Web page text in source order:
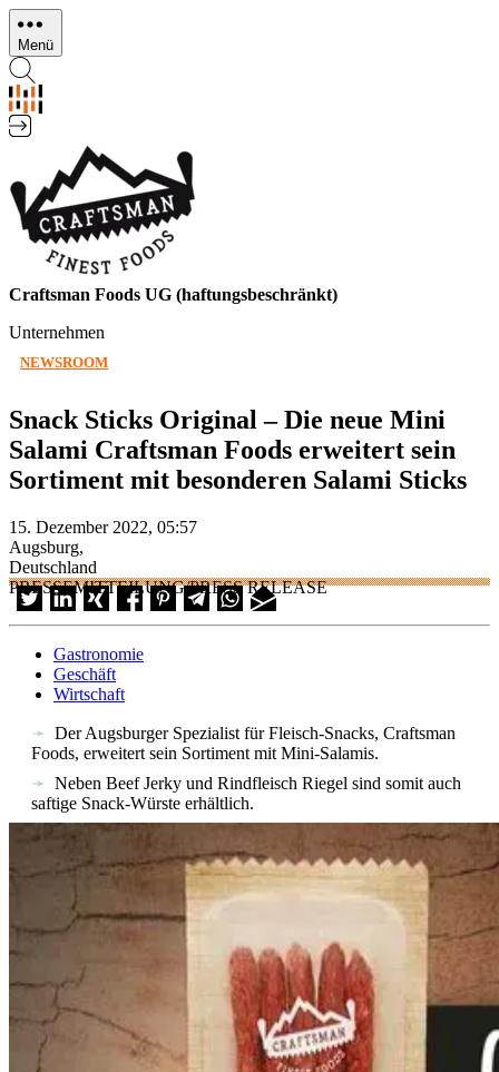
Direkt
zum
Inhalt
Menü
Craftsman Foods UG (haftungsbeschränkt)
Unternehmen
NEWSROOM
Snack Sticks Original – Die neue Mini
Salami Craftsman Foods erweitert sein
Sortiment mit besonderen Salami Sticks
15. Dezember 2022, 05:57
Augsburg,
Deutschland
PRESSEMITTEILUNG/PRESS RELEASE
Gastronomie
Geschäft
Wirtschaft
Der Augsburger Spezialist für Fleisch-Snacks, Craftsman
Foods, erweitert sein Sortiment mit Mini-Salamis.
Neben Beef Jerky und Rindfleisch Riegel sind somit auch
saftige Snack-Würste erhältlich.